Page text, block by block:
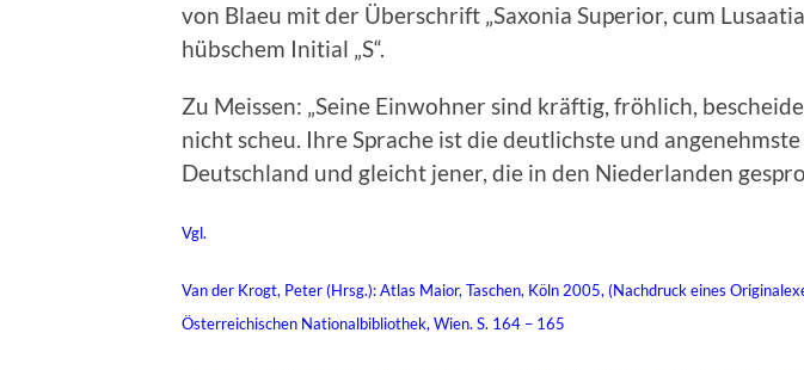
von Blaeu mit der Überschrift „Saxonia Superior, cum
hübschem Initial „S“.
Zu Meissen: „Seine Einwohner sind kräftig, fröhlich,
nicht scheu. Ihre Sprache ist die deutlichste und angenehmste
Deutschland und gleicht jener, die in den Niederlanden
Vgl.
Van der Krogt, Peter (Hrsg.): Atlas Maior, Taschen, Köln 2005, (Nachdruck eines
Österreichischen Nationalbibliothek, Wien. S. 164 – 165